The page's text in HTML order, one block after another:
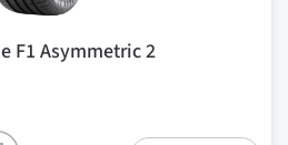
F1 Asymmetric 2